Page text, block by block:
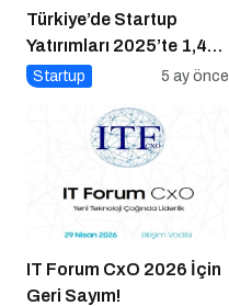
Türkiye’de Startup
Yatırımları 2025’te 1,4
Milyar Dolara Ulaştı
Startup 5 ay önce
IT Forum CxO 2026 İçin
Geri Sayım!